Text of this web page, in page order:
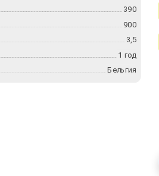
390
900
3,5
1 год
Бельгия